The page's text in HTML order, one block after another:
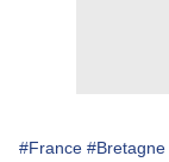
#France #Bretagne